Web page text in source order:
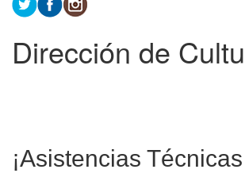
Dirección de
¡Asistencias Técnicas